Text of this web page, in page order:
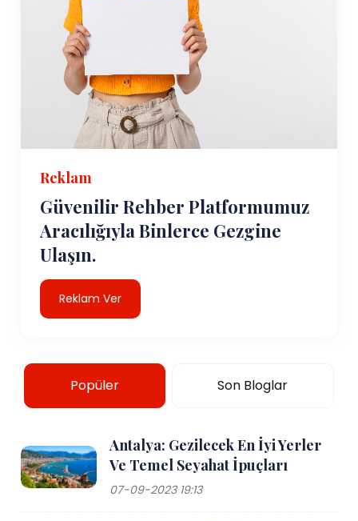
Reklam
Güvenilir Rehber Platformumuz
Aracılığıyla Binlerce Gezgine
Ulaşın.
Reklam Ver
Popüler Son Bloglar
Antalya: Gezilecek En İyi Yerler
Ve Temel Seyahat İpuçları
07-09-2023 19:13